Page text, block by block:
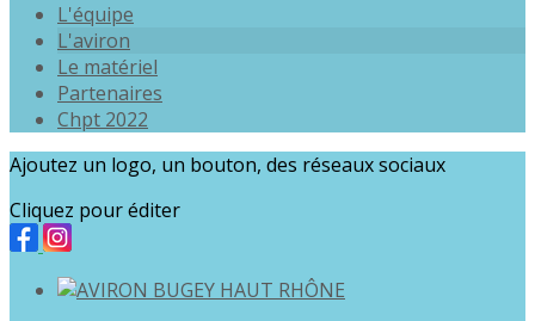
L'équipe
L'aviron
Le matériel
Partenaires
Chpt 2022
Ajoutez un logo, un bouton, des réseaux sociaux
Cliquez pour éditer